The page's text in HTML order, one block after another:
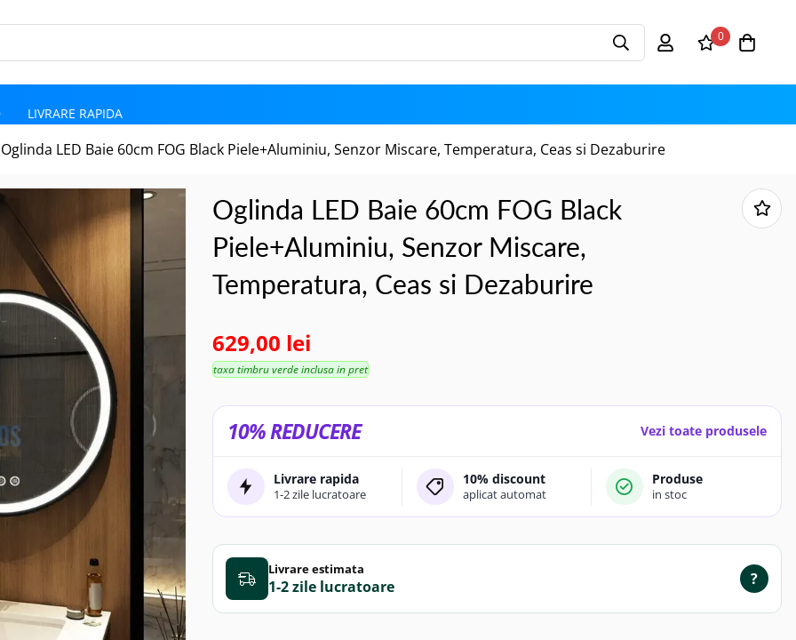
0
LIVRARE RAPIDA
Oglinda LED Baie 60cm FOG Black Piele+Aluminiu, Senzor Miscare, Temperatura, Ceas si Dezaburire
Oglinda LED Baie 60cm FOG Black
Piele+Aluminiu, Senzor Miscare,
Temperatura, Ceas si Dezaburire
629,00 lei
taxa timbru verde inclusa in pret
10% REDUCERE Vezi toate produsele
Livrare rapida
1-2 zile lucratoare
10% discount
aplicat automat
Produse
in stoc
Livrare estimata
1-2 zile ?